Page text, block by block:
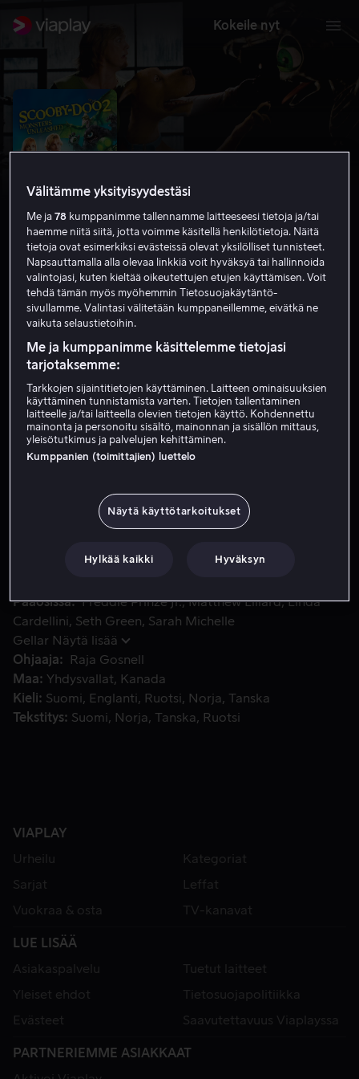
Kokeile nyt
Scooby-Doo 2 - Monsterit vapaalla
5.3 Perhe-elokuva Toiminta 2004
1 h 28 min
HD
Vuokraa 3,99 €
Osta 10,99 €
Mysteeri Oy:n etsivät yrittävät pysäyttää naamioituneen
Mysteeri Oy:n etsivät yrittävät pysäyttää naamioituneen
roiston, joka uhkaa vallata kaupungin luomalla
Jäljet johtavat paikalliseen museoon.
Pääosissa Freddie Prinze Jr. Matthew Lillard Linda
Cardellini
Seth Green
Sarah Michelle
Gellar Näytä lisää
Ohjaaja
Raja Gosnell
Maa
Yhdysvallat
Kanada
Kieli
Suomi Englanti Ruotsi Norja
Tanska
Tekstitys
Suomi Norja Tanska Ruotsi
VIAPLAY
Urheilu
Kategoriat
Sarjat
Leffat
Vuokraa & osta
TV-kanavat
LUE LISÄÄ
Asiakaspalvelu
Tuetut laitteet
Yleiset ehdot
Tietosuojapolitiikka
Evästeet
Saavutettavuus Viaplayssa
PARTNERIEMME ASIAKKAAT
Välitämme yksityisyydestäsi
Me ja78 kumppanimme tallennamme laitteeseesi tietoja ja/tai
haemme niitä siitä, jotta voimme käsitellä henkilötietoja. Näitä
tietoja ovat esimerkiksi evästeissä olevat yksilölliset tunnisteet.
Napsauttamalla alla olevaa linkkiä voit hyväksyä tai hallinnoida
valintojasi, kuten kieltää oikeutettujen etujen käyttämisen. Voit
tehdä tämän myös myöhemmin Tietosuojakäytäntö-
sivullamme. Valintasi välitetään kumppaneillemme, eivätkä ne
vaikuta selaustietoihin.
Me ja kumppanimme käsittelemme tietojasi
tarjotaksemme:
Tarkkojen sijaintitietojen käyttäminen. Laitteen ominaisuuksien
käyttäminen tunnistamista varten. Tietojen tallentaminen
laitteelle ja/tai laitteella olevien tietojen käyttö. Kohdennettu
mainonta ja personoitu sisältö, mainonnan ja sisällön mittaus,
yleisötutkimus ja palvelujen kehittäminen.
Kumppanien (toimittajien) luettelo
Näytä käyttötarkoitukset
Hylkää kaikki Hyväksyn